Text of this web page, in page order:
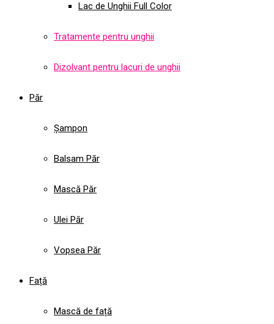
Lac de Unghii Full Color
Tratamente pentru unghii
Dizolvant pentru lacuri de unghii
Păr
Șampon
Balsam Păr
Mască Păr
Ulei Păr
Vopsea Păr
Față
Mască de față